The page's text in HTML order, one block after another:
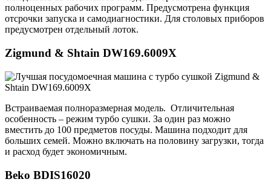
полноценных рабочих программ. Предусмотрена функция
отсрочки запуска и самодиагностики. Для столовых приборов
предусмотрен отдельный лоток.
Zigmund & Shtain DW169.6009X
Встраиваемая полноразмерная модель. Отличительная
особенность – режим турбо сушки. За один раз можно
вместить до 100 предметов посуды. Машина подходит для
больших семей. Можно включать на половину загрузки, тогда
и расход будет экономичным.
Beko BDIS16020